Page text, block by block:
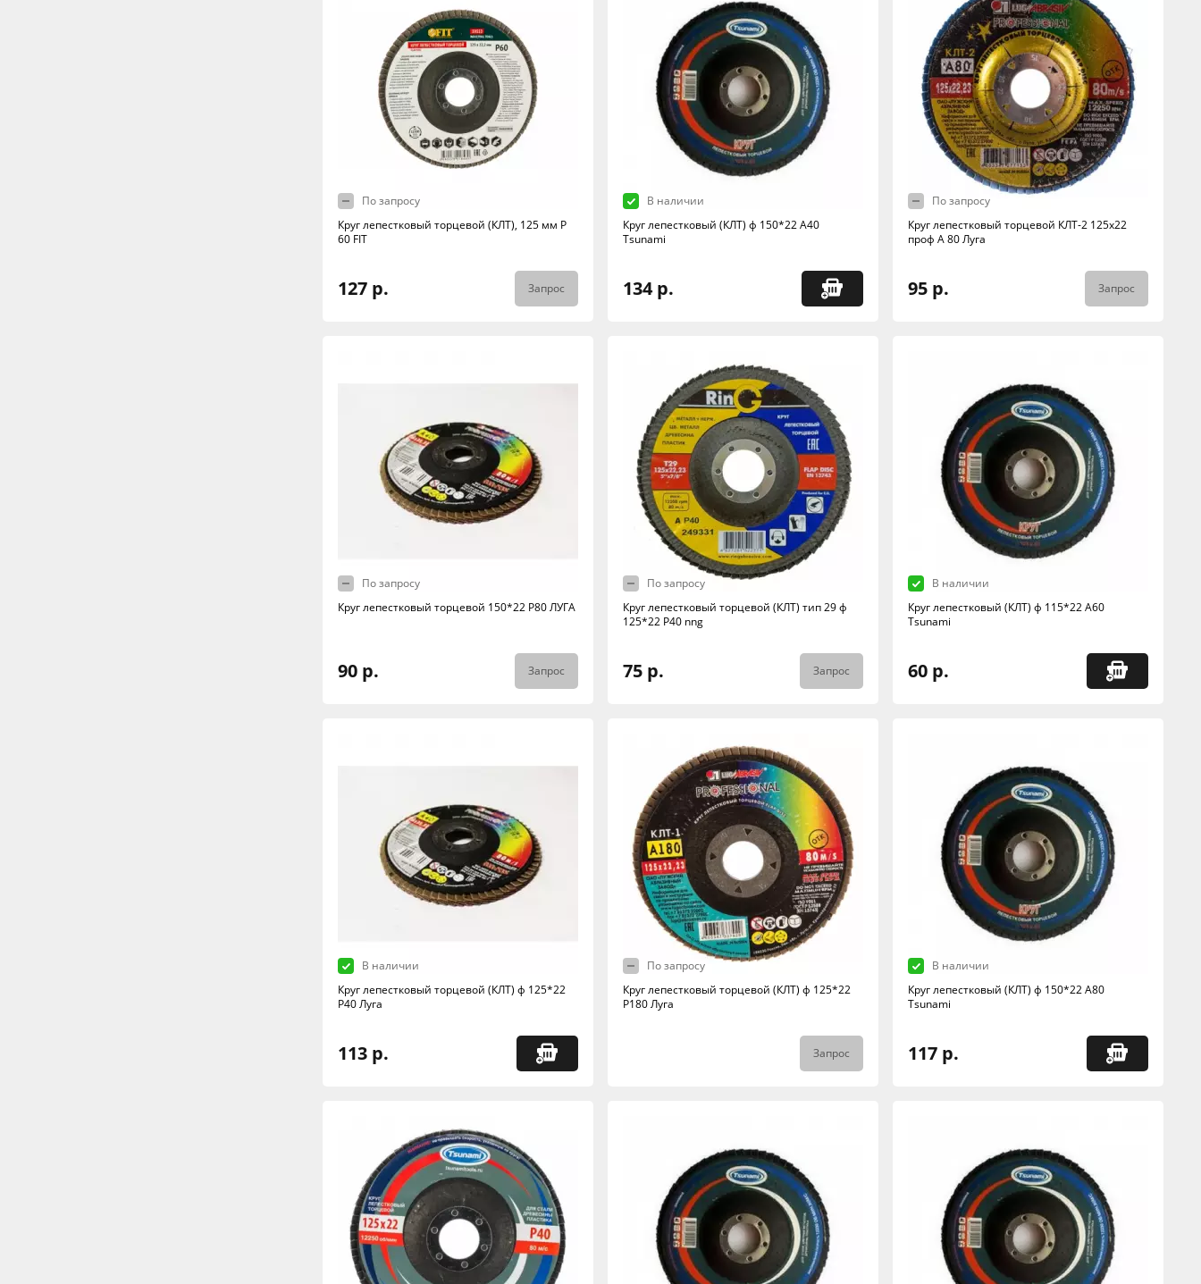
По запросу
Круг лепестковый торцевой (КЛТ), 125 мм Р
60 FIT
127 р. Запрос
В наличии
Круг лепестковый (КЛТ) ф 150*22 А40
Tsunami
134 р.
По запросу
Круг лепестковый торцевой КЛТ-2 125х22
проф А 80 Луга
95 р. Запрос
По запросу
Круг лепестковый торцевой 150*22 Р80 ЛУГА
90 р. Запрос
По запросу
Круг лепестковый торцевой (КЛТ) тип 29 ф
125*22 Р40 nng
75 р. Запрос
В наличии
Круг лепестковый (КЛТ) ф 115*22 А60
Tsunami
60 р.
В наличии
Круг лепестковый торцевой (КЛТ) ф 125*22
Р40 Луга
113 р.
По запросу
Круг лепестковый торцевой (КЛТ) ф 125*22
Р180 Луга
Запрос
В наличии
Круг лепестковый (КЛТ) ф 150*22 А80
Tsunami
117 р.